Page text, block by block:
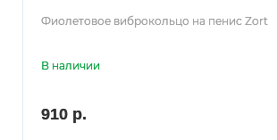
Фиолетовое виброкольцо на пенис Zort
В наличии
910 р.